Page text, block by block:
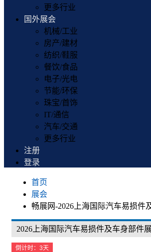
更多行业
国外展会
机械/工业
房产/建材
纺织/鞋服
餐饮/食品
电子/光电
节能/环保
珠宝/首饰
IT/通信
汽车/交通
更多行业
注册
登录
首页
展会
畅展网-2026上海国际汽车易损件
倒计时：3天